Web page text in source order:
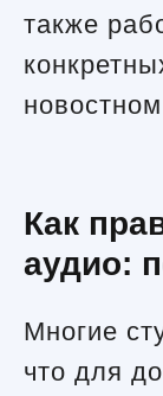
также
Как
аудио:
Многие
что для